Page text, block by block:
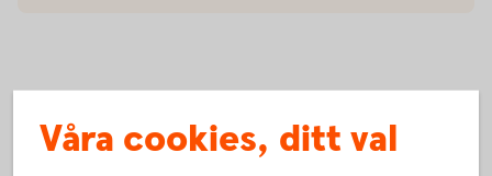
Vanliga frågor om att försäkra
Volkswagen
Våra cookies, ditt val